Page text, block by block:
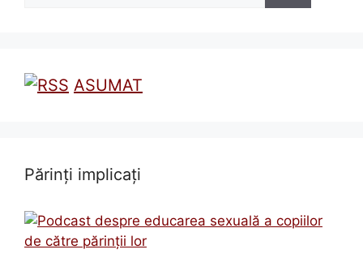
ASUMAT
Părinți implicați